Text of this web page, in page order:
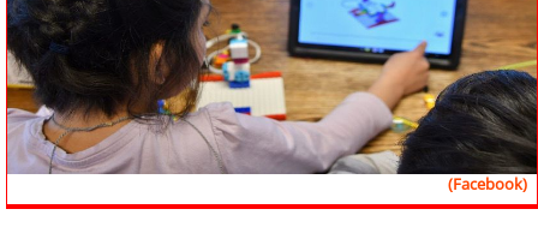
Sostenibilidad
soychile
soyarica
(Facebook)